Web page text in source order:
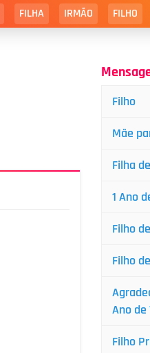
FILHA IRMÃO FILHO
Filho
Mãe
Filha
1 Ano
Filho
Filho
Ano de
Filho